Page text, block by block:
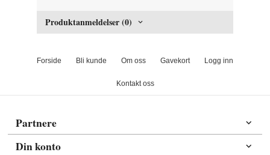
Produktanmeldelser (0)
Forside Bli kunde Om oss Gavekort Logg inn
Kontakt oss
Partnere
Din konto